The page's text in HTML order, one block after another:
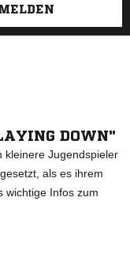
DOWN"
kleinere Jugendspieler
als es ihrem
wichtige Infos zum